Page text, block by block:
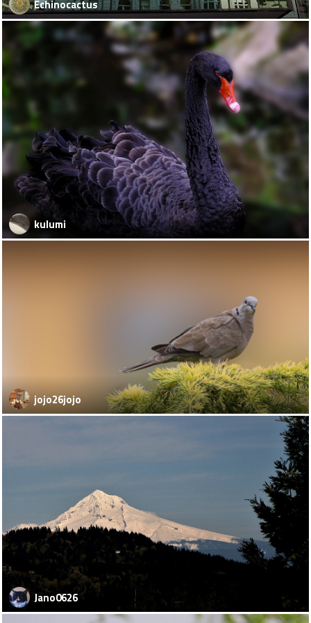
Echinocactus
kulumi
jojo26jojo
Jano0626